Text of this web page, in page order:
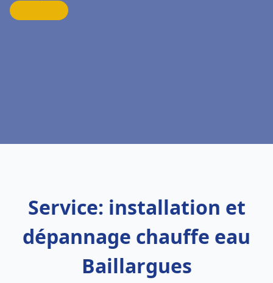
Service: installation et
dépannage chauffe eau
Baillargues